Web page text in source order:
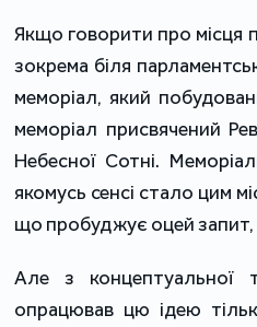
Якщо говорити про місця
зокрема біля
меморіал, який
меморіал присвячений
Небесної Сотні.
якомусь сенсі стало цим
що пробуджує оцей запит,
Але з концептуальної
опрацював цю ідею